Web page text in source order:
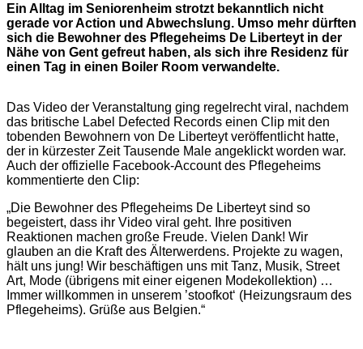
Ein Alltag im Seniorenheim strotzt bekanntlich nicht
gerade vor Action und Abwechslung. Umso mehr dürften
sich die Bewohner des Pflegeheims De Liberteyt in der
Nähe von Gent gefreut haben, als sich ihre Residenz für
einen Tag in einen Boiler Room verwandelte.
Das Video der Veranstaltung ging regelrecht viral, nachdem
das britische Label Defected Records einen Clip mit den
tobenden Bewohnern von De Liberteyt veröffentlicht hatte,
der in kürzester Zeit Tausende Male angeklickt worden war.
Auch der offizielle Facebook-Account des Pflegeheims
kommentierte den Clip:
„Die Bewohner des Pflegeheims De Liberteyt sind so
begeistert, dass ihr Video viral geht. Ihre positiven
Reaktionen machen große Freude. Vielen Dank! Wir
glauben an die Kraft des Älterwerdens. Projekte zu wagen,
hält uns jung! Wir beschäftigen uns mit Tanz, Musik, Street
Art, Mode (übrigens mit einer eigenen Modekollektion) …
Immer willkommen in unserem ’stoofkot‘ (Heizungsraum des
Pflegeheims). Grüße aus Belgien.“